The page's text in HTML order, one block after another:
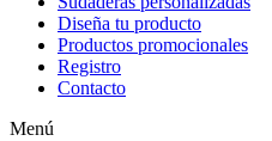
Diseña tu producto
Productos promocionales
Registro
Contacto
Menú